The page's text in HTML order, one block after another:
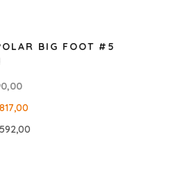
BIG FOOT #5